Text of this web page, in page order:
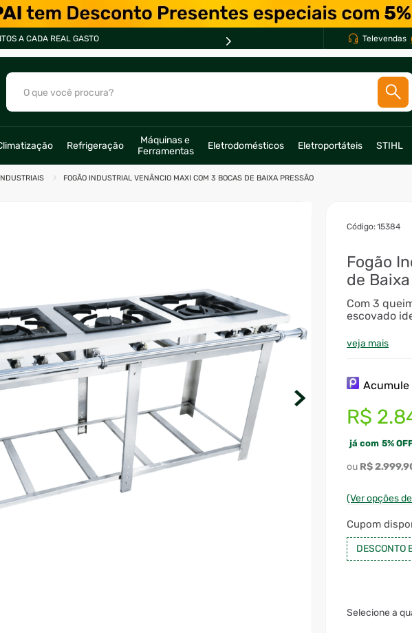
Televendas
O que você procura?
Refrigeração
Máquinas e
Ferramentas
Eletrodomésticos Eletroportáteis STIHL
FOGÃO INDUSTRIAL VENÂNCIO MAXI COM 3 BOCAS DE BAIXA PRESSÃO
:15384
Fogão
de
Com 3
escovado
veja mais
Acumule
R$ 2.
já com 5%
R$2.999,
(Ver opções
Cupom
DESCONTO
2º
forno
7º
soprador
8º
lavadora
9º
ventilador
10º climatizador